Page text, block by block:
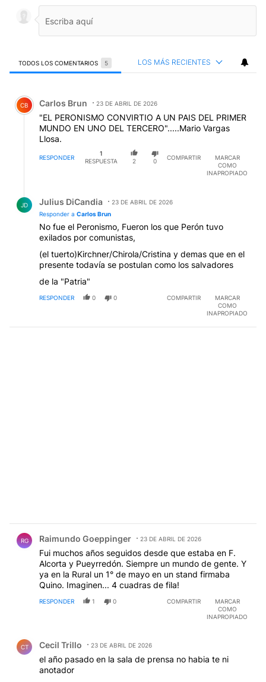
TODOS LOS COMENTARIOS 5 LOS MÁS RECIENTES
Comentario de Carlos Brun.
CB Carlos Brun 23 DE ABRIL DE 2026
"EL PERONISMO CONVIRTIO A UN PAIS DEL PRIMER
MUNDO EN UNO DEL TERCERO".....Mario Vargas
Llosa.
RESPONDER
1
RESPUESTA
2 0
COMPARTIR
MARCAR
COMO
INAPROPIADO
JD Julius DiCandia
23 DE ABRIL DE 2026
Responder a Carlos Brun
No fue el Peronismo, Fueron los que Perón tuvo
exilados por comunistas,
(el tuerto)Kirchner/Chirola/Cristina y demas que en el
presente todavía se postulan como los salvadores
de la "Patria"
RESPONDER 0 0 COMPARTIR
MARCAR
COMO
INAPROPIADO
RG Raimundo Goeppinger 23 DE ABRIL DE 2026
Fui muchos años seguidos desde que estaba en F.
Alcorta y Pueyrredón. Siempre un mundo de gente. Y
ya en la Rural un 1° de mayo en un stand firmaba
Quino. Imaginen... 4 cuadras de fila!
RESPONDER 1 0 COMPARTIR
MARCAR
COMO
INAPROPIADO
CT Cecil Trillo 23 DE ABRIL DE 2026
el año pasado en la sala de prensa no habia te ni
anotador